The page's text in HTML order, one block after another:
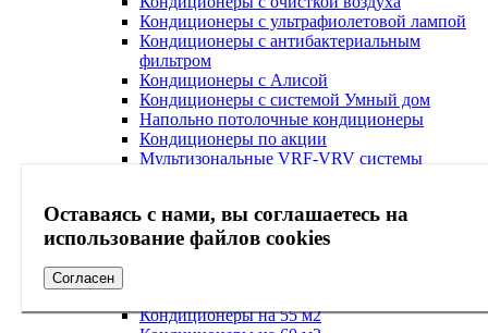
Оставаясь с нами, вы соглашаетесь на
использование файлов cookies
Согласен
Кондиционеры с ультрафиолетовой лампой
Кондиционеры с антибактериальным
фильтром
Кондиционеры с Алисой
Кондиционеры с системой Умный дом
Напольно потолочные кондиционеры
Кондиционеры по акции
Мультизональные VRF-VRV системы
Кондиционеры на 25 м2
Кондиционеры на 30 м2
Кондиционеры на 55 м2